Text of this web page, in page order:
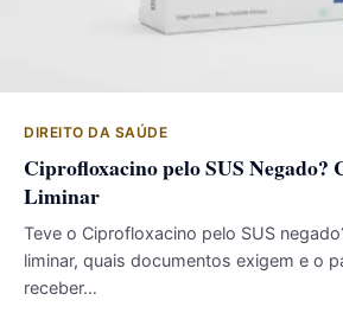
DIREITO DA SAÚDE
Ciprofloxacino pelo SUS Negado?
Liminar
Teve o Ciprofloxacino pelo SUS
liminar, quais documentos exigem e o
receber…